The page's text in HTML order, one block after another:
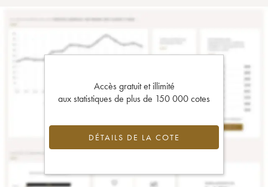
Accès gratuit et illimité
aux statistiques de plus de 150 000 cotes
DÉTAILS DE LA COTE